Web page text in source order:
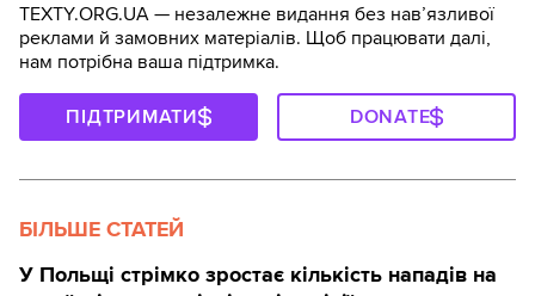
TEXTY.ORG.UA — незалежне видання без навʼязливої
реклами й замовних матеріалів. Щоб працювати далі,
нам потрібна ваша підтримка.
ПІДТРИМАТИ DONATE
БІЛЬШЕ СТАТЕЙ
У Польщі стрімко зростає кількість нападів на